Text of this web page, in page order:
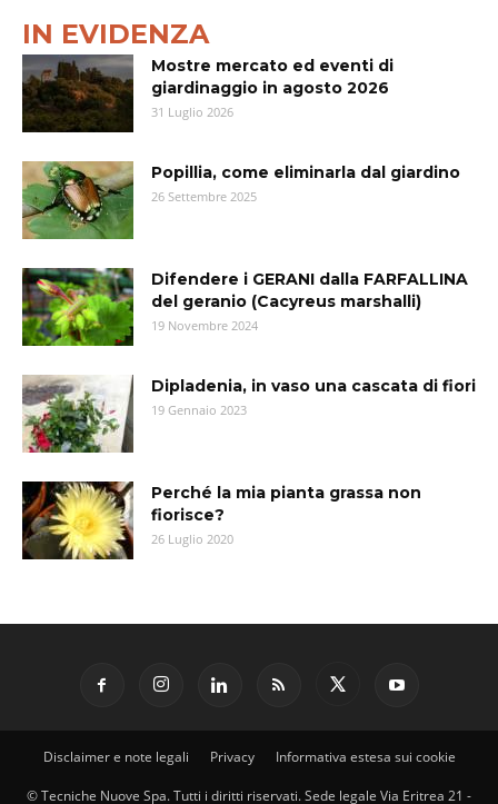
IN EVIDENZA
Mostre mercato ed eventi di
giardinaggio in agosto 2026
31 Luglio 2026
Popillia, come eliminarla dal giardino
26 Settembre 2025
Difendere i GERANI dalla FARFALLINA
del geranio (Cacyreus marshalli)
19 Novembre 2024
Dipladenia, in vaso una cascata di fiori
19 Gennaio 2023
Perché la mia pianta grassa non
fiorisce?
26 Luglio 2020
Disclaimer e note legali Privacy Informativa estesa sui cookie
© Tecniche Nuove Spa. Tutti i diritti riservati. Sede legale Via Eritrea 21 -